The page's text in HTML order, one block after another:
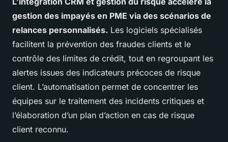
gestion des impayés en PME via des scénarios de
relances personnalisés. Les logiciels spécialisés
facilitent la prévention des fraudes clients et le
contrôle des limites de crédit, tout en regroupant les
alertes issues des indicateurs précoces de risque
client. L’automatisation permet de concentrer les
équipes sur le traitement des incidents critiques et
l’élaboration d’un plan d’action en cas de risque
client reconnu.